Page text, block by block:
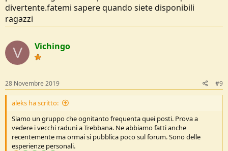
divertente.fatemi sapere quando siete disponibili
ragazzi
V Vichingo
28 Novembre 2019 #9
aleks ha scritto:
Siamo un gruppo che ognitanto frequenta quei posti. Prova a
vedere i vecchi raduni a Trebbana. Ne abbiamo fatti anche
recentemente ma ormai si pubblica poco sul forum. Sono delle
esperienze personali.